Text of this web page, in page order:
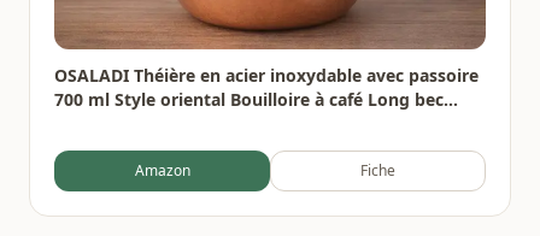
OSALADI Théière en acier inoxydable avec passoire
700 ml Style oriental Bouilloire à café Long bec
Amazon Fiche